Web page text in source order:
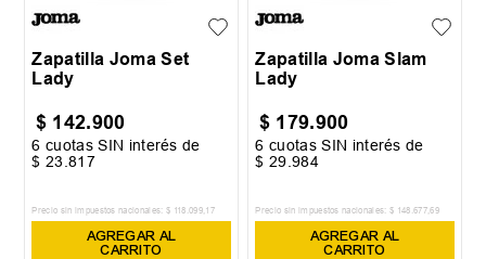
39
Zapatilla Joma Set
Lady
$ 142.900
6 cuotas SIN interés de
$ 23.817
Precio sin impuestos nacionales: $ 118 .099,17
AGREGAR AL
CARRITO
39
Zapatilla Joma Slam
Lady
$ 179.900
6 cuotas SIN interés de
$ 29.984
Precio sin impuestos nacionales: $ 148 .677,69
AGREGAR AL
CARRITO